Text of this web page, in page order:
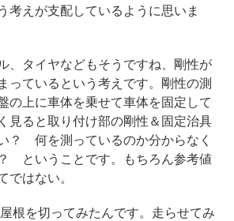
考えが支配しているように思いま
、タイヤなどもそうですね、剛性が
っているという考えです。剛性の測
の上に車体を乗せて車体を固定して
見ると取り付け部の剛性＆固定治具
？ 何を測っているのか分からなく
ということです。もちろん参考値
ではない。
根を切ってみたんです。走らせてみ